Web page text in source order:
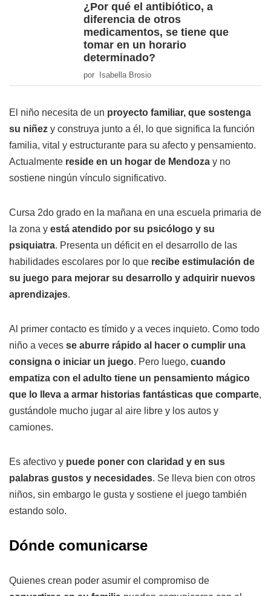
¿Por qué el antibiótico, a
diferencia de otros
medicamentos, se tiene que
tomar en un horario
determinado?
por Isabella Brosio
El niño necesita de un proyecto familiar, que sostenga
su niñez y construya junto a él, lo que significa la función
familia, vital y estructurante para su afecto y pensamiento.
Actualmente reside en un hogar de Mendoza y no
sostiene ningún vínculo significativo.
Cursa 2do grado en la mañana en una escuela primaria de
la zona y está atendido por su psicólogo y su
psiquiatra. Presenta un déficit en el desarrollo de las
habilidades escolares por lo que recibe estimulación de
su juego para mejorar su desarrollo y adquirir nuevos
aprendizajes.
Al primer contacto es tímido y a veces inquieto. Como todo
niño a veces se aburre rápido al hacer o cumplir una
consigna o iniciar un juego. Pero luego, cuando
empatiza con el adulto tiene un pensamiento mágico
que lo lleva a armar historias fantásticas que comparte,
gustándole mucho jugar al aire libre y los autos y
camiones.
Es afectivo y puede poner con claridad y en sus
palabras gustos y necesidades. Se lleva bien con otros
niños, sin embargo le gusta y sostiene el juego también
estando solo.
Dónde comunicarse
Quienes crean poder asumir el compromiso de